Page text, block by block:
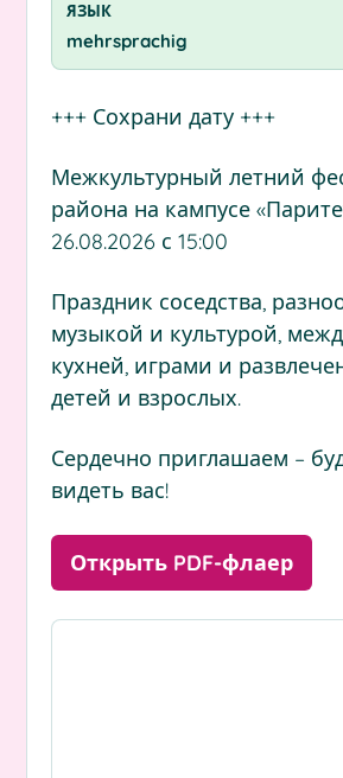
ЯЗЫК
mehrsprachig
+++ Сохрани дату +++
Межкультурный летний
района на кампусе
26.08.2026 с 15:00
Праздник соседства,
музыкой и культурой,
кухней, играми и
детей и взрослых.
Сердечно приглашаем –
видеть вас!
Открыть PDF-флаер